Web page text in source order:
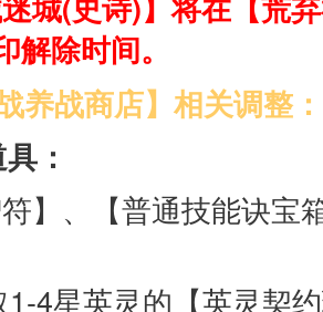
解除时间。
养战商店】相关调整：
：
】、【普通技能诀宝
1-4星英灵的【英灵契